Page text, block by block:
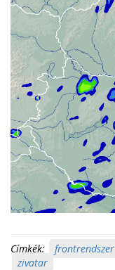
Címkék: frontrendszer
zivatar